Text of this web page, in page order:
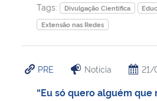
Tags:
Divulgação Científica
Extensão nas Redes
PRE Notícia
“Eu só quero alguém que